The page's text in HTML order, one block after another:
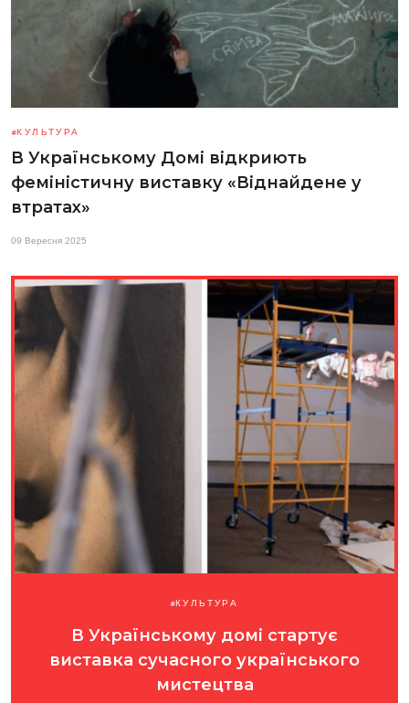
КУЛЬТУРА
В Українському Домі відкриють
феміністичну виставку «Віднайдене у
втратах»
09 Вересня 2025
КУЛЬТУРА
В Українському домі стартує
виставка сучасного українського
мистецтва